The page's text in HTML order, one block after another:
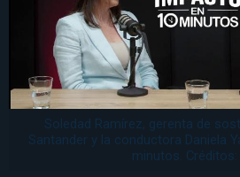
Soledad Ramírez, gerenta de
Santander y la conductora Daniela
minutos. Créditos: